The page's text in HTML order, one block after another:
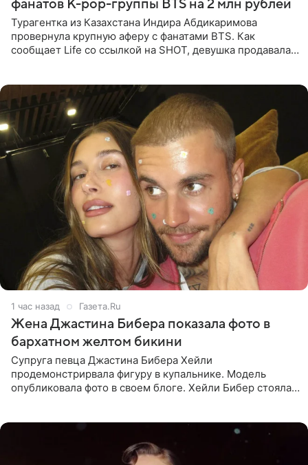
фанатов K-pop-группы BTS на 2 млн рублей
Турагентка из Казахстана Индира Абдикаримова
провернула крупную аферу с фанатами BTS. Как
сообщает Life со ссылкой на SHOT, девушка продавала
1 час назад Газета.Ru
Жена Джастина Бибера показала фото в
бархатном желтом бикини
Супруга певца Джастина Бибера Хейли
продемонстрирвала фигуру в купальнике. Модель
опубликовала фото в своем блоге. Хейли Бибер стояла